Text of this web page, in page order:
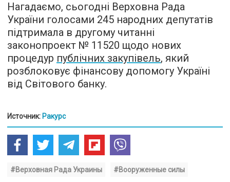
Нагадаємо, сьогодні Верховна Рада
України голосами 245 народних депутатів
підтримала в другому читанні
законопроект № 11520 щодо нових
процедур публічних закупівель, який
розблоковує фінансову допомогу Україні
від Світового банку.
Источник: Ракурс
#Верховная Рада Украины #Вооруженные силы